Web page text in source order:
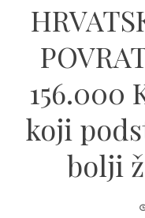
156.000
koji
bolji